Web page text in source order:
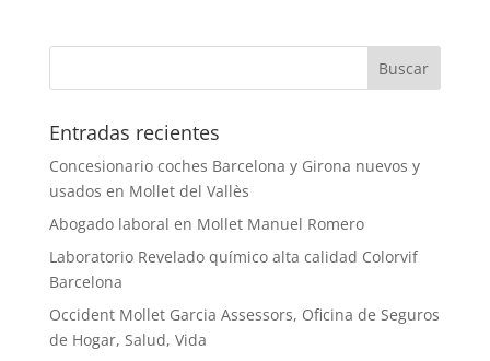
Entradas recientes
Concesionario coches Barcelona y Girona nuevos y
usados en Mollet del Vallès
Abogado laboral en Mollet Manuel Romero
Laboratorio Revelado químico alta calidad Colorvif
Barcelona
Occident Mollet Garcia Assessors, Oficina de Seguros
de Hogar, Salud, Vida